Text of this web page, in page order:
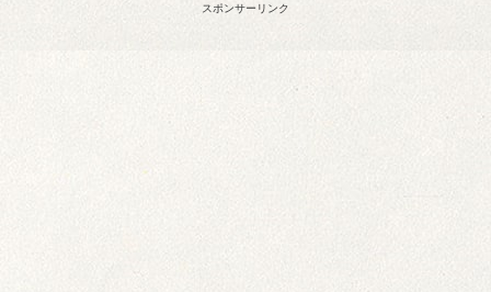
スポンサーリンク